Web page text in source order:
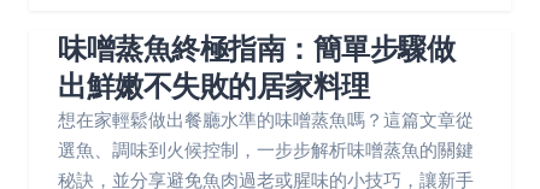
味噌蒸魚終極指南：簡單步驟做
出鮮嫩不失敗的居家料理
想在家輕鬆做出餐廳水準的味噌蒸魚嗎？這篇文章從
選魚、調味到火候控制，一步步解析味噌蒸魚的關鍵
秘訣，並分享避免魚肉過老或腥味的小技巧，讓新手